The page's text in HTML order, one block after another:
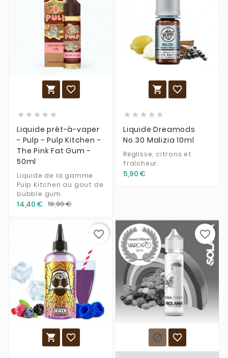
 
    
Liquide prêt-à-vaper
- Pulp - Pulp Kitchen -
The Pink Fat Gum -
50ml
Liquide de la gamme
Pulp Kitchen au gout de
bubble gum.
14,40 € 19,90 €
 
    
Liquide Dreamods
No.30 Malizia 10ml
Réglisse, citrons et
fraîcheur.
5,90 €
 
favorite_border
 
favorite_border